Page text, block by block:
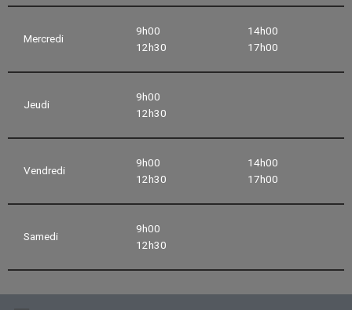
Mercredi
9h00
12h30
14h00
17h00
Jeudi
9h00
12h30
Vendredi
9h00
12h30
14h00
17h00
Samedi
9h00
12h30